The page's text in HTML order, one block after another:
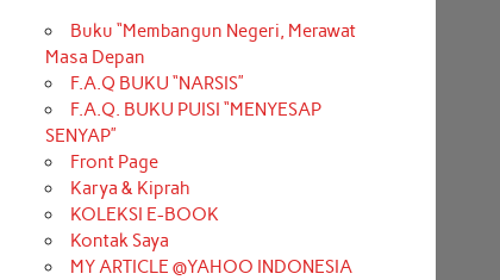
Buku “Membangun Negeri, Merawat
Masa Depan
F.A.Q BUKU “NARSIS”
F.A.Q. BUKU PUISI “MENYESAP
SENYAP”
Front Page
Karya & Kiprah
KOLEKSI E-BOOK
Kontak Saya
MY ARTICLE @YAHOO INDONESIA